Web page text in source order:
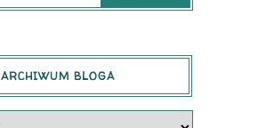
ARCHIWUM BLOGA